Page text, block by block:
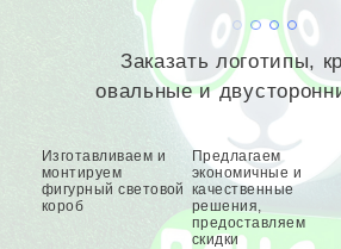
О КОМПАНИИ
Заказать логотипы,
овальные и
Изготавливаем и
монтируем
фигурный световой
короб
Предлагаем
экономичные и
качественные
решения,
предоставляем
скидки